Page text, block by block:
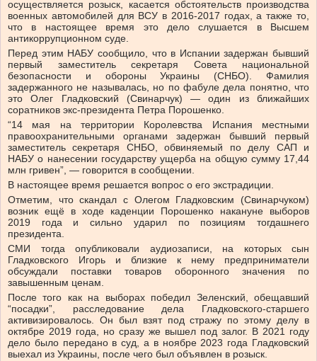
осуществляется розыск, касается обстоятельств производства
военных автомобилей для ВСУ в 2016-2017 годах, а также то,
что в настоящее время это дело слушается в Высшем
антикоррупционном суде.
Перед этим НАБУ сообщило, что в Испании задержан бывший
первый заместитель секретаря Совета национальной
безопасности и обороны Украины (СНБО). Фамилия
задержанного не называлась, но по фабуле дела понятно, что
это Олег Гладковский (Свинарчук) — один из ближайших
соратников экс-президента Петра Порошенко.
“14 мая на территории Королевства Испания местными
правоохранительными органами задержан бывший первый
заместитель секретаря СНБО, обвиняемый по делу САП и
НАБУ о нанесении государству ущерба на общую сумму 17,44
млн гривен”, — говорится в сообщении.
В настоящее время решается вопрос о его экстрадиции.
Отметим, что скандал с Олегом Гладковским (Свинарчуком)
возник ещё в ходе каденции Порошенко накануне выборов
2019 года и сильно ударил по позициям тогдашнего
президента.
СМИ тогда опубликовали аудиозаписи, на которых сын
Гладковского Игорь и близкие к нему предприниматели
обсуждали поставки товаров оборонного значения по
завышенным ценам.
После того как на выборах победил Зеленский, обещавший
“посадки”, расследование дела Гладковского-старшего
активизировалось. Он был взят под стражу по этому делу в
октябре 2019 года, но сразу же вышел под залог. В 2021 году
дело было передано в суд, а в ноябре 2023 года Гладковский
выехал из Украины, после чего был объявлен в розыск.